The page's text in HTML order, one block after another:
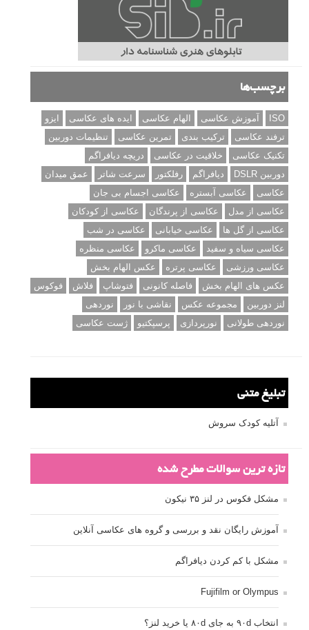
برچسب‌ها
ISO آموزش عکاسی الهام عکاسی ایده های عکاسی
ایزو
ترفند عکاسی
ترکیب بندی تمرین عکاسی
تنظیمات دوربین
تکنیک عکاسی
خلاقیت در عکاسی
دریچه دیافراگم
دوربین DSLR
دیافراگم رفلکتور سرعت شاتر
عمق میدان
عکاسی
عکاسی آبستره
عکاسی اجسام بی جان
عکاسی از مدل
عکاسی از پرندگان
عکاسی از کودکان
عکاسی از گل ها
عکاسی خیابانی
عکاسی در شب
عکاسی سیاه و سفید
عکاسی ماکرو
عکاسی منظره
عکاسی ورزشی
عکاسی پرتره
عکس الهام بخش
عکس های الهام بخش
فاصله کانونی فتوشاپ فلاش
فوکوس
لنز دوربین
مجموعه عکس نقاشی با نور
نوردهی
نوردهی طولانی
نورپردازی پرسپکتیو ژست عکاسی
تبلیغ متنی
آتلیه کودک سروش
تازه ترین سوالات مطرح شده
مشکل فکوس در لنز ۳۵ نیکون
آموزش رایگان نقد و بررسی و گروه های عکاسی آنلاین
مشکل با کم کردن دیافراگم
Fujifilm or Olympus
انتخاب ۹۰d به جای ۸۰d یا خرید لنز؟